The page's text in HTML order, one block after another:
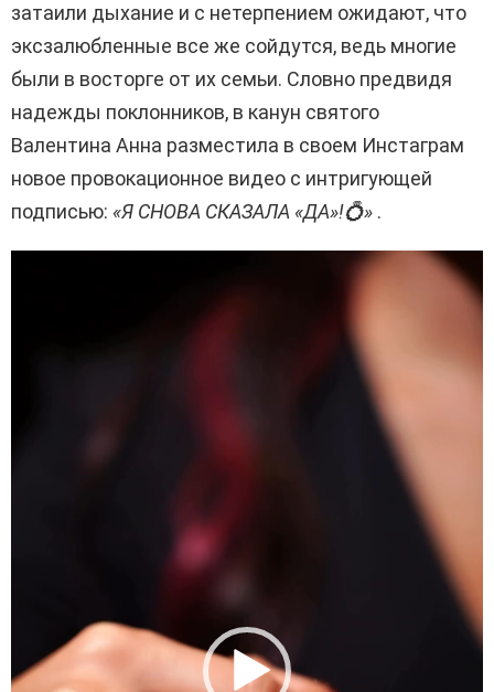
затаили дыхание и с нетерпением ожидают, что
эксзалюбленные все же сойдутся, ведь многие
были в восторге от их семьи. Словно предвидя
надежды поклонников, в канун святого
Валентина Анна разместила в своем Инстаграм
новое провокационное видео с интригующей
подписью: «Я СНОВА СКАЗАЛА «ДА»!💍» .